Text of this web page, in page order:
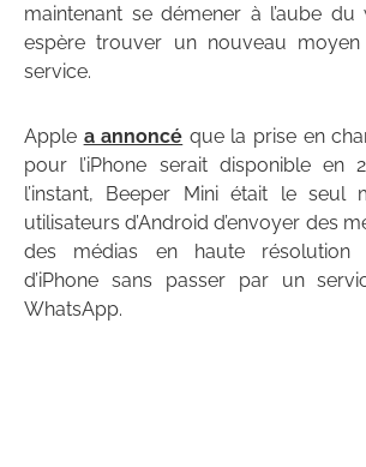
maintenant se démener à l’aube du
espère trouver un nouveau
service.
Apple a annoncé que la prise en
pour l’iPhone serait disponible en
l’instant, Beeper Mini était le seul
utilisateurs d’Android d’envoyer des
des médias en haute résolution
d’iPhone sans passer par un
WhatsApp.